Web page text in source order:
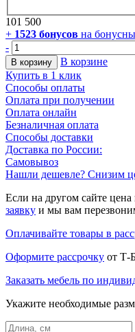
101 500
+ 1523 бонусов на
-
В корзину
В корзине
Купить в 1 клик
Способы оплаты
Оплата при получении
Оплата онлайн
Безналичная оплата
Способы доставки
Доставка по России:
Самовывоз
Нашли дешевле? Снизим
Если на другом сайте
заявку и мы вам
Оплачивайте товары в
Оформите рассрочку от Т-
Заказать мебель по
Укажите необходимые